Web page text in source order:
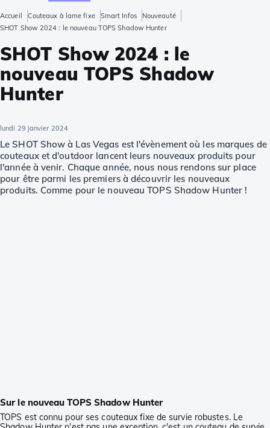
Accueil Couteaux à lame fixe Smart Infos
Nouveauté
SHOT Show 2024 : le nouveau TOPS Shadow Hunter
SHOT Show 2024 : le
nouveau TOPS Shadow
Hunter
lundi 29 janvier 2024
Le SHOT Show à Las Vegas est l'évènement où les marques de
couteaux et d'outdoor lancent leurs nouveaux produits pour
l'année à venir. Chaque année, nous nous rendons sur place
pour être parmi les premiers à découvrir les nouveaux
produits. Comme pour le nouveau TOPS Shadow Hunter !
Sur le nouveau TOPS Shadow Hunter
TOPS est connu pour ses couteaux fixe de survie robustes. Le